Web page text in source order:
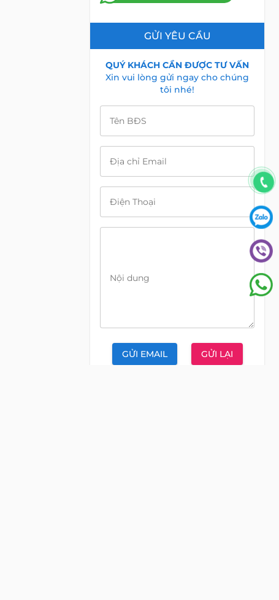
GỬI YÊU CẦU
QUÝ KHÁCH CẦN ĐƯỢC TƯ VẤN
Xin vui lòng gửi ngay cho chúng
tôi nhé!
Tên BĐS
Địa chỉ Email
Điện Thoại
Nội dung
GỬI EMAIL GỬI LẠI